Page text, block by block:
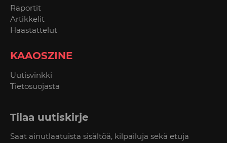
Raportit
Artikkelit
Haastattelut
KAAOSZINE
Uutisvinkki
Tietosuojasta
Tilaa uutiskirje
Saat ainutlaatuista sisältöä, kilpailuja sekä etuja